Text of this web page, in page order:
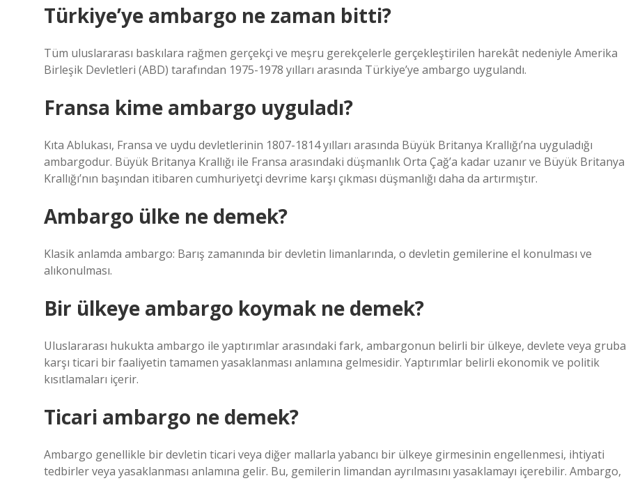
Türkiye’ye ambargo ne zaman bitti?
Tüm uluslararası baskılara rağmen gerçekçi ve meşru gerekçelerle gerçekleştirilen harekât nedeniyle Amerika
Birleşik Devletleri (ABD) tarafından 1975-1978 yılları arasında Türkiye’ye ambargo uygulandı.
Fransa kime ambargo uyguladı?
Kıta Ablukası, Fransa ve uydu devletlerinin 1807-1814 yılları arasında Büyük Britanya Krallığı’na uyguladığı
ambargodur. Büyük Britanya Krallığı ile Fransa arasındaki düşmanlık Orta Çağ’a kadar uzanır ve Büyük Britanya
Krallığı’nın başından itibaren cumhuriyetçi devrime karşı çıkması düşmanlığı daha da artırmıştır.
Ambargo ülke ne demek?
Klasik anlamda ambargo: Barış zamanında bir devletin limanlarında, o devletin gemilerine el konulması ve
alıkonulması.
Bir ülkeye ambargo koymak ne demek?
Uluslararası hukukta ambargo ile yaptırımlar arasındaki fark, ambargonun belirli bir ülkeye, devlete veya gruba
karşı ticari bir faaliyetin tamamen yasaklanması anlamına gelmesidir. Yaptırımlar belirli ekonomik ve politik
kısıtlamaları içerir.
Ticari ambargo ne demek?
Ambargo genellikle bir devletin ticari veya diğer mallarla yabancı bir ülkeye girmesinin engellenmesi, ihtiyati
tedbirler veya yasaklanması anlamına gelir. Bu, gemilerin limandan ayrılmasını yasaklamayı içerebilir. Ambargo,